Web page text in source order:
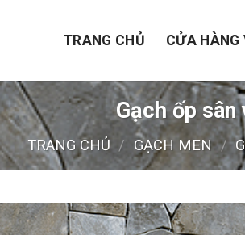
TRANG CHỦ CỬA HÀNG
Gạch ốp sân
TRANG CHỦ / GẠCH MEN /